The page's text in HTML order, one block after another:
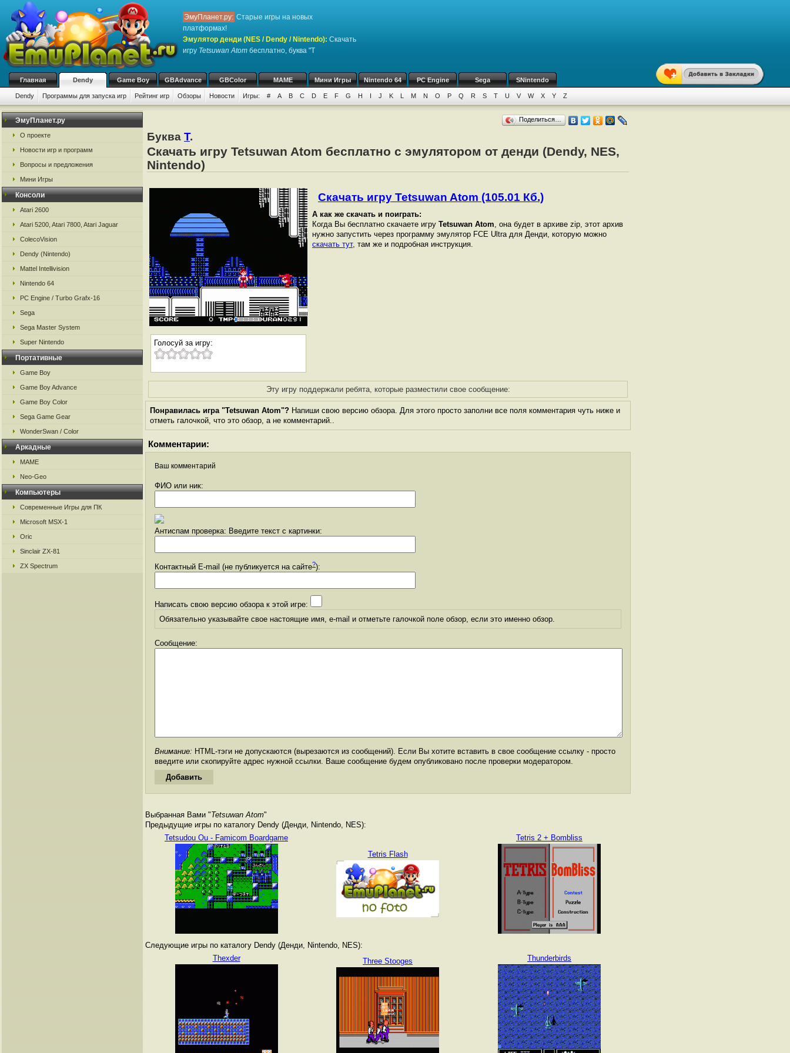
ЭмуПланет.ру: Старые игры на новых
платформах!
Эмулятор денди (NES / Dendy / Nintendo): Скачать
игру Tetsuwan Atom бесплатно, буква "T
Главная Dendy Game Boy GBAdvance GBColor MAME Мини Игры Nintendo 64 PC Engine Sega SNintendo
Dendy Программы для запуска игр Рейтинг игр Обзоры Новости Игры: # A B C D E F G H I J K L M N O P Q R S T U V W X Y Z
ЭмуПланет.ру
О проекте
Новости игр и программ
Вопросы и предложения
Мини Игры
Консоли
Atari 2600
Atari 5200, Atari 7800, Atari Jaguar
ColecoVision
Dendy (Nintendo)
Mattel Intellivision
Nintendo 64
PC Engine / Turbo Grafx-16
Sega
Sega Master System
Super Nintendo
Портативные
Game Boy
Game Boy Advance
Game Boy Color
Sega Game Gear
WonderSwan / Color
Аркадные
MAME
Neo-Geo
Компьютеры
Современные Игры для ПК
Microsoft MSX-1
Oric
Sinclair ZX-81
ZX Spectrum
Поделиться…
Буква T.
Скачать игру Tetsuwan Atom бесплатно с эмулятором от денди (Dendy, NES,
Nintendo)
Голосуй за игру:
Скачать игру Tetsuwan Atom (105.01 Кб.)
А как же скачать и поиграть:
Когда Вы бесплатно скачаете игру Tetsuwan Atom, она будет в архиве zip, этот архив
нужно запустить через программу эмулятор FCE Ultra для Денди, которую можно
скачать тут, там же и подробная инструкция.
Эту игру поддержали ребята, которые разместили свое сообщение:
Понравилась игра "Tetsuwan Atom"? Напиши свою версию обзора. Для этого просто заполни все поля комментария чуть ниже и
отметь галочкой, что это обзор, а не комментарий..
Комментарии:
Ваш комментарий
ФИО или ник:
Антиспам проверка: Введите текст с картинки:
Контактный E-mail (не публикуется на сайте?):
Написать свою версию обзора к этой игре:
Обязательно указывайте свое настоящие имя, e-mail и отметьте галочкой поле обзор, если это именно обзор.
Сообщение:
Внимание: HTML-тэги не допускаются (вырезаются из сообщений). Если Вы хотите вставить в свое сообщение ссылку - просто
введите или скопируйте адрес нужной ссылки. Ваше сообщение будем опубликовано после проверки модератором.
Выбранная Вами "Tetsuwan Atom"
Предыдущие игры по каталогу Dendy (Денди, Nintendo, NES):
Tetsudou Ou - Famicom Boardgame
Tetris Flash
Tetris 2 + Bombliss
Следующие игры по каталогу Dendy (Денди, Nintendo, NES):
Thexder
Three Stooges Thunderbirds